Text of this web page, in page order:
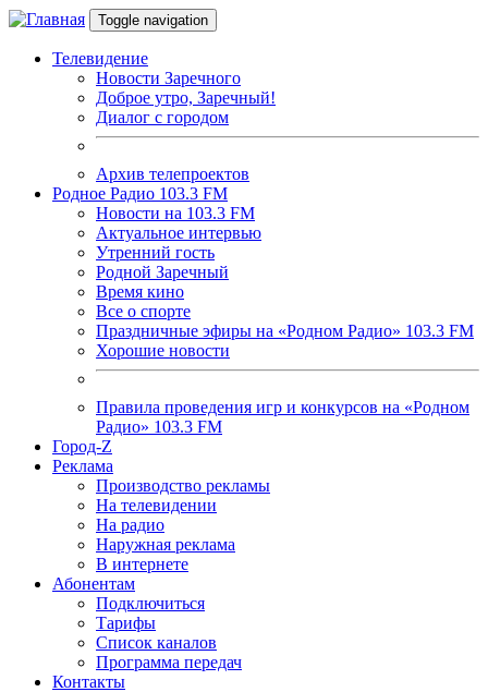
Перейти к основному содержанию
Toggle navigation
Телевидение
Новости Заречного
Доброе утро, Заречный!
Диалог с городом
Архив телепроектов
Родное Радио 103.3 FM
Новости на 103.3 FM
Актуальное интервью
Утренний гость
Родной Заречный
Время кино
Все о спорте
Праздничные эфиры на «Родном Радио» 103.3 FM
Хорошие новости
Правила проведения игр и конкурсов на «Родном
Радио» 103.3 FM
Город-Z
Реклама
Производство рекламы
На телевидении
На радио
Наружная реклама
В интернете
Абонентам
Подключиться
Тарифы
Список каналов
Программа передач
Контакты